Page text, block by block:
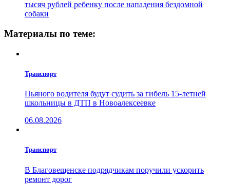
тысяч рублей ребенку после нападения бездомной
собаки
Материалы по теме:
Транспорт
Пьяного водителя будут судить за гибель 15-летней
школьницы в ДТП в Новоалексеевке
06.08.2026
Транспорт
В Благовещенске подрядчикам поручили ускорить
ремонт дорог